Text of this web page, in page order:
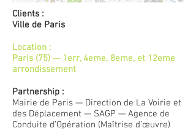
Clients :
Ville de Paris
Location :
Paris (75) — 1err, 4eme, 8eme, et 12eme
arrondissement
Partnership :
Mairie de Paris — Direction de La Voirie et
des Déplacement — SAGP — Agence de
Conduite d’Opération (Maîtrise d’œuvre)